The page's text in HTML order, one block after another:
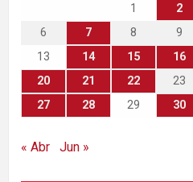
1
2
6
7 8 9
13
14 15 16
20
21 22 23
27
28 29 30
« Abr Jun »